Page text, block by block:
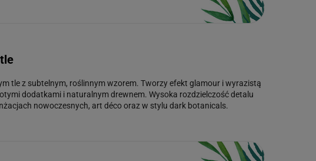
tle z subtelnym, roślinnym wzorem. Tworzy efekt glamour i wyrazistą
dodatkami i naturalnym drewnem. Wysoka rozdzielczość detalu
nowoczesnych, art déco oraz w stylu dark botanicals.